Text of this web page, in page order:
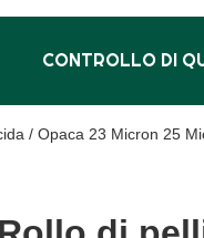
CONTROLLO DI
/ Opaca 23 Micron 25